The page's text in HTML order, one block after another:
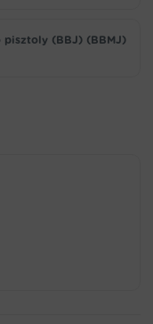
pisztoly (BBJ) (BBMJ)